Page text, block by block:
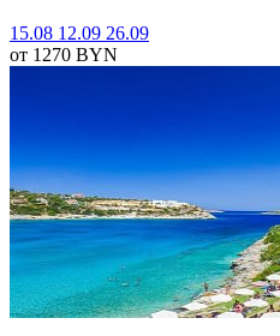
15.08 12.09 26.09
от 1270 BYN